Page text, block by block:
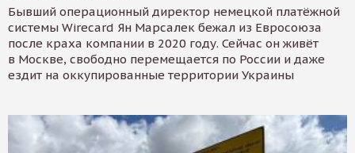
Бывший операционный директор немецкой платёжной
системы Wirecard Ян Марсалек бежал из Евросоюза
после краха компании в 2020 году. Сейчас он живёт
в Москве, свободно перемещается по России и даже
ездит на оккупированные территории Украины